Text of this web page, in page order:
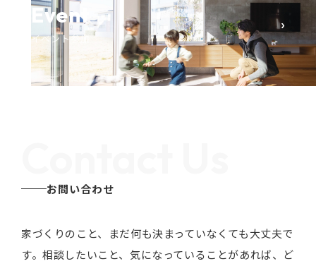
Event
イベント参加
›
お問い合わせ
家づくりのこと、まだ何も決まっていなくても大丈夫で
す。相談したいこと、気になっていることがあれば、ど